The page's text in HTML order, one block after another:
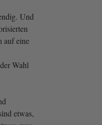
Und
auf eine
Wahl
etwas,